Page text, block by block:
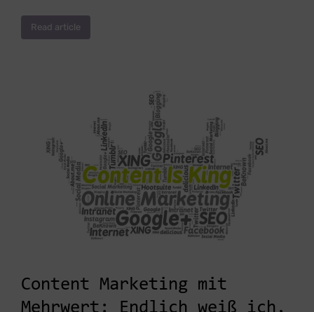
Read article
Content Marketing mit
Mehrwert: Endlich weiß ich,